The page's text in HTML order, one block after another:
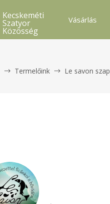
Kecskeméti
Szatyor
Közösség
Vásárlás
Termelőink Le savon